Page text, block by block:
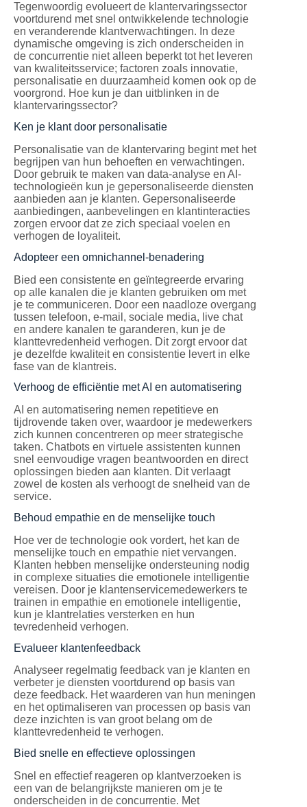
Tegenwoordig evolueert de klantervaringssector
voortdurend met snel ontwikkelende technologie
en veranderende klantverwachtingen. In deze
dynamische omgeving is zich onderscheiden in
de concurrentie niet alleen beperkt tot het leveren
van kwaliteitsservice; factoren zoals innovatie,
personalisatie en duurzaamheid komen ook op de
voorgrond. Hoe kun je dan uitblinken in de
klantervaringssector?
Ken je klant door personalisatie
Personalisatie van de klantervaring begint met het
begrijpen van hun behoeften en verwachtingen.
Door gebruik te maken van data-analyse en AI-
technologieën kun je gepersonaliseerde diensten
aanbieden aan je klanten. Gepersonaliseerde
aanbiedingen, aanbevelingen en klantinteracties
zorgen ervoor dat ze zich speciaal voelen en
verhogen de loyaliteit.
Adopteer een omnichannel-benadering
Bied een consistente en geïntegreerde ervaring
op alle kanalen die je klanten gebruiken om met
je te communiceren. Door een naadloze overgang
tussen telefoon, e-mail, sociale media, live chat
en andere kanalen te garanderen, kun je de
klanttevredenheid verhogen. Dit zorgt ervoor dat
je dezelfde kwaliteit en consistentie levert in elke
fase van de klantreis.
Verhoog de efficiëntie met AI en automatisering
AI en automatisering nemen repetitieve en
tijdrovende taken over, waardoor je medewerkers
zich kunnen concentreren op meer strategische
taken. Chatbots en virtuele assistenten kunnen
snel eenvoudige vragen beantwoorden en direct
oplossingen bieden aan klanten. Dit verlaagt
zowel de kosten als verhoogt de snelheid van de
service.
Behoud empathie en de menselijke touch
Hoe ver de technologie ook vordert, het kan de
menselijke touch en empathie niet vervangen.
Klanten hebben menselijke ondersteuning nodig
in complexe situaties die emotionele intelligentie
vereisen. Door je klantenservicemedewerkers te
trainen in empathie en emotionele intelligentie,
kun je klantrelaties versterken en hun
tevredenheid verhogen.
Evalueer klantenfeedback
Analyseer regelmatig feedback van je klanten en
verbeter je diensten voortdurend op basis van
deze feedback. Het waarderen van hun meningen
en het optimaliseren van processen op basis van
deze inzichten is van groot belang om de
klanttevredenheid te verhogen.
Bied snelle en effectieve oplossingen
Snel en effectief reageren op klantverzoeken is
een van de belangrijkste manieren om je te
onderscheiden in de concurrentie. Met